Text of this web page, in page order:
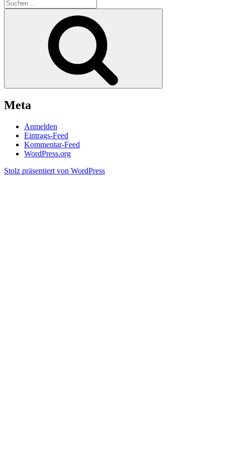
Suchen
nach:
Meta
Anmelden
Eintrags-Feed
Kommentar-Feed
WordPress.org
Stolz präsentiert von WordPress